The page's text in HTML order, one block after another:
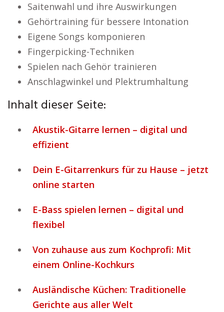
Saitenwahl und ihre Auswirkungen
Gehörtraining für bessere Intonation
Eigene Songs komponieren
Fingerpicking-Techniken
Spielen nach Gehör trainieren
Anschlagwinkel und Plektrumhaltung
Inhalt dieser Seite:
Akustik-Gitarre lernen – digital und
effizient
Dein E-Gitarrenkurs für zu Hause – jetzt
online starten
E-Bass spielen lernen – digital und
flexibel
Von zuhause aus zum Kochprofi: Mit
einem Online-Kochkurs
Ausländische Küchen: Traditionelle
Gerichte aus aller Welt